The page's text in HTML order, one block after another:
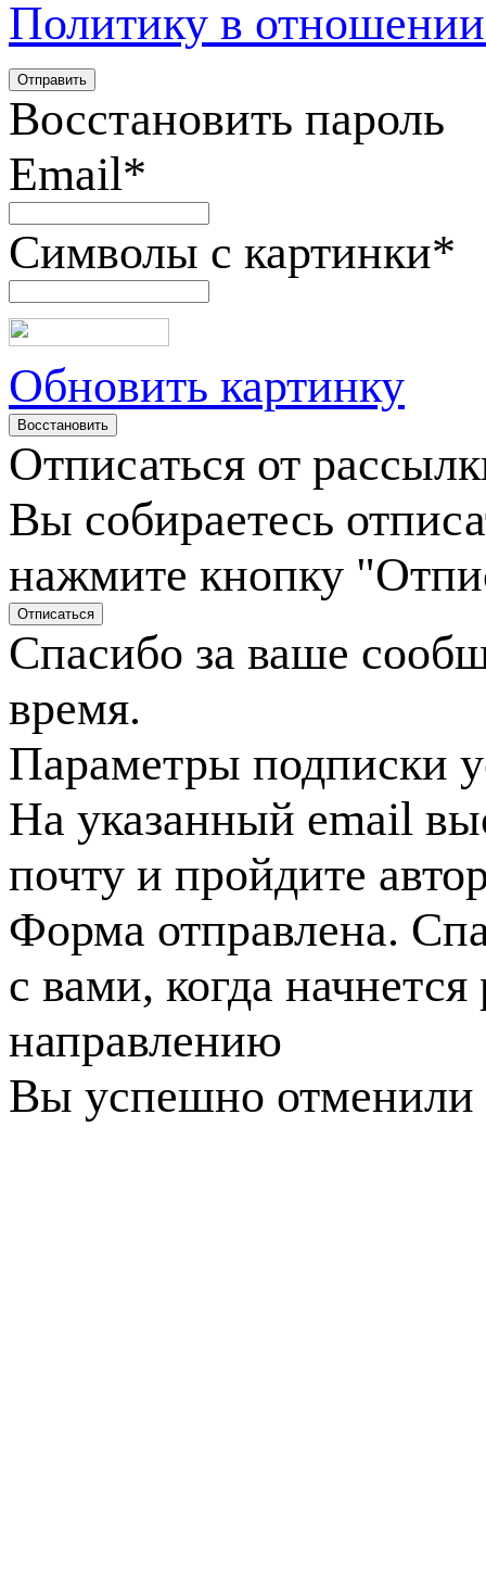
Политику в
Восстановить пароль
Email*
Символы с картинки*
Обновить картинку
Отписаться от
Вы собираетесь
нажмите кнопку
Спасибо за ваше
время.
Параметры подписки
На указанный email
почту и пройдите
Форма отправлена.
с вами, когда
направлению
Вы успешно отменили